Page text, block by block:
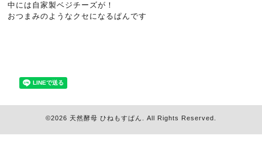
中には自家製ベジチーズが！
おつまみのようなクセになるぱんです
©2026 天然酵母 ひねもすぱん . All Rights Reserved.